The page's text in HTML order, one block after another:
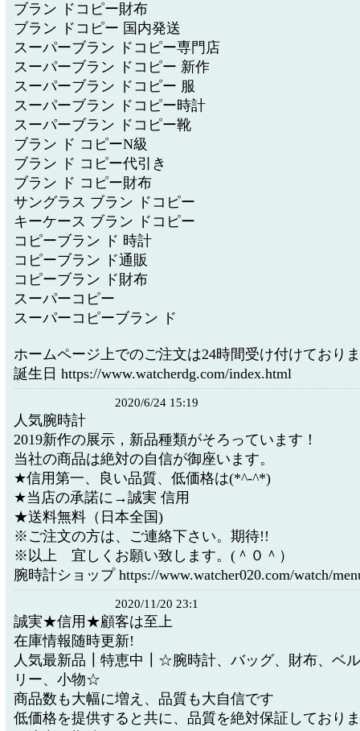
ブラン ドコピー財布
ブラン ドコピー 国内発送
スーパーブラン ドコピー専門店
スーパーブラン ドコピー 新作
スーパーブラン ドコピー 服
スーパーブラン ドコピー時計
スーパーブラン ドコピー靴
ブラン ド コピーN級
ブラン ド コピー代引き
ブラン ド コピー財布
サングラス ブラン ドコピー
キーケース ブラン ドコピー
コピーブラン ド 時計
コピーブラン ド通販
コピーブラン ド財布
スーパーコピー
スーパーコピーブラン ド
ホームページ上でのご注文は24時間受け付けており
誕生日 https://www.watcherdg.com/index.html
2020/6/24 15:19
人気腕時計
2019新作の展示，新品種類がそろっています！
当社の商品は絶対の自信が御座います。
★信用第一、良い品質、低価格は(*^-^*)
★当店の承諾に→誠実 信用
★送料無料（日本全国)
※ご注文の方は、ご連絡下さい。期待!!
※以上 宜しくお願い致します。(＾０＾）
腕時計ショップ https://www.watcher020.com/watch/
2020/11/20 23:1
誠実★信用★顧客は至上
在庫情報随時更新!
人気最新品┃特恵中┃☆腕時計、バッグ、財布、ベ
リー、小物☆
商品数も大幅に増え、品質も大自信です
低価格を提供すると共に、品質を絶対保証しており